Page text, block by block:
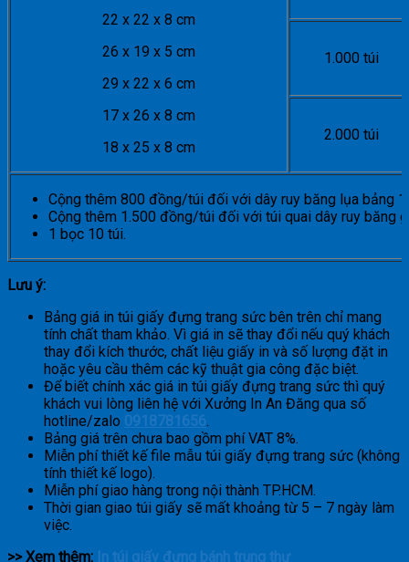
22 x 22 x 8 cm
26 x 19 x 5 cm
29 x 22 x 6 cm
17 x 26 x 8 cm
18 x 25 x 8 cm
1.000 túi
2.000 túi
Cộng thêm 800 đồng/túi đối với dây ruy băng lụa bảng
Cộng thêm 1.500 đồng/túi đối với túi quai dây ruy băng
1 bọc 10 túi.
Lưu ý:
Bảng giá in túi giấy đựng trang sức bên trên chỉ mang
tính chất tham khảo. Vì giá in sẽ thay đổi nếu quý khách
thay đổi kích thước, chất liệu giấy in và số lượng đặt in
hoặc yêu cầu thêm các kỹ thuật gia công đặc biệt.
Để biết chính xác giá in túi giấy đựng trang sức thì quý
khách vui lòng liên hệ với Xưởng In An Đăng qua số
hotline/zalo 0918781656.
Bảng giá trên chưa bao gồm phí VAT 8%.
Miễn phí thiết kế file mẫu túi giấy đựng trang sức (không
tính thiết kế logo).
Miễn phí giao hàng trong nội thành TP.HCM.
Thời gian giao túi giấy sẽ mất khoảng từ 5 – 7 ngày làm
việc.
>> Xem thêm: In túi giấy đựng bánh trung thư